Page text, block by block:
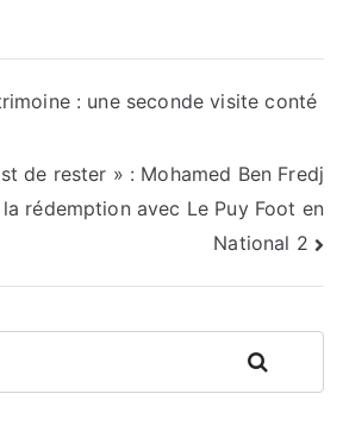
: une seconde visite conté
de rester » : Mohamed Ben Fredj
rédemption avec Le Puy Foot en
National 2
Rechercher